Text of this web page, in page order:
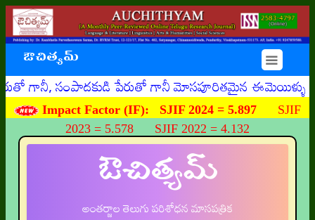
ఔచిత్యమ్ ☰
పేరుతో గానీ మోసపూరితమైన ఈమెయిళ్ళు, ఊహించని
Impact Factor (IF): SJIF 2024 = 5.897 SJIF
2023 = 5.578 SJIF 2022 = 4.132
ఔచిత్యమ్
అంతర్జాల తెలుగు పరిశోధన మాసపత్రిక